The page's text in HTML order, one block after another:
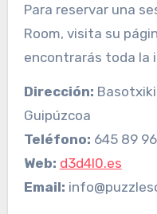
Para reservar una
Room, visita su
encontrarás toda la
Dirección:
Guipúzcoa
Teléfono: 645 89
Web: d3d4l0.es
Email: